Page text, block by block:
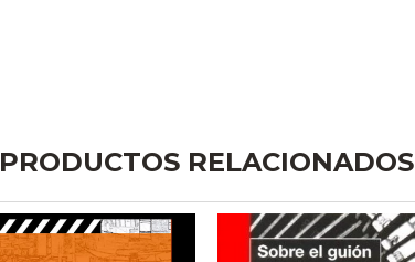
PRODUCTOS RELACIONADOS